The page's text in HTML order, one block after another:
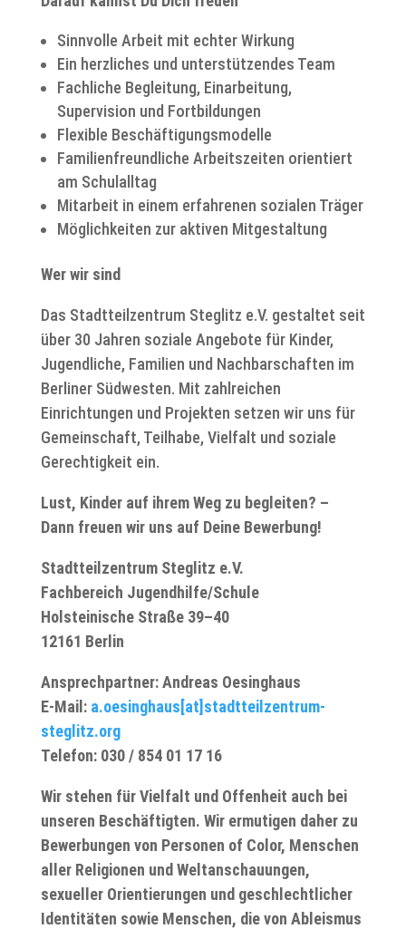
Sinnvolle Arbeit mit echter Wirkung
Ein herzliches und unterstützendes Team
Fachliche Begleitung, Einarbeitung,
Supervision und Fortbildungen
Flexible Beschäftigungsmodelle
Familienfreundliche Arbeitszeiten orientiert
am Schulalltag
Mitarbeit in einem erfahrenen sozialen Träger
Möglichkeiten zur aktiven Mitgestaltung
Wer wir sind
Das Stadtteilzentrum Steglitz e.V. gestaltet seit
über 30 Jahren soziale Angebote für Kinder,
Jugendliche, Familien und Nachbarschaften im
Berliner Südwesten. Mit zahlreichen
Einrichtungen und Projekten setzen wir uns für
Gemeinschaft, Teilhabe, Vielfalt und soziale
Gerechtigkeit ein.
Lust, Kinder auf ihrem Weg zu begleiten? –
Dann freuen wir uns auf Deine Bewerbung!
Stadtteilzentrum Steglitz e.V.
Fachbereich Jugendhilfe/Schule
Holsteinische Straße 39–40
12161 Berlin
Ansprechpartner: Andreas Oesinghaus
E-Mail: a.oesinghaus[at]stadtteilzentrum-
steglitz.org
Telefon: 030 / 854 01 17 16
Wir stehen für Vielfalt und Offenheit auch bei
unseren Beschäftigten. Wir ermutigen daher zu
Bewerbungen von Personen of Color, Menschen
aller Religionen und Weltanschauungen,
sexueller Orientierungen und geschlechtlicher
Identitäten sowie Menschen, die von Ableismus